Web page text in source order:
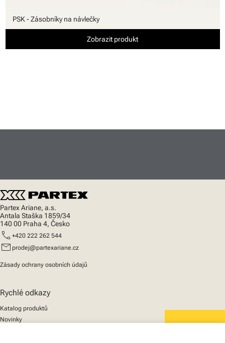
PSK - Zásobníky na návlečky
Zobrazit produkt
Partex Ariane, a.s.
Antala Staška 1859/34
140 00 Praha 4, Česko
call +420 222 262 544
mail prodej@partexariane.cz
Zásady ochrany osobních údajů
Rychlé odkazy
Katalog produktů
Novinky